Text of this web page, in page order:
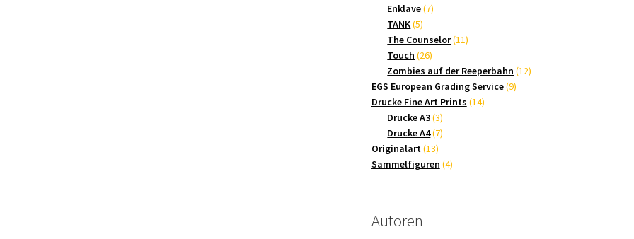
Produkte
Enklave 77
TANK 55
Produkte
The Counselor 1111
Touch 2626
Produkte
Zombies auf der Reeperbahn 1212
EGS European Grading Service 99
Drucke Fine Art Prints 1414
Drucke A3 33
Produkte
Drucke A4 77
Originalart 1313
Produkte
Sammelfiguren 44
Autoren